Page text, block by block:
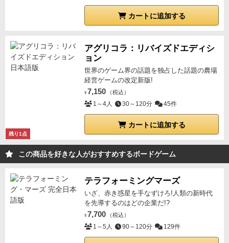
カートに追加する
残り1点
アグリコラ：リバイズドエディシ
ョン
世界のゲーム界の話題を独占した話題の農場
経営ゲームの改定新版!
¥ 7,150 （税込）
1～4人 30～120分 45件
カートに追加する
この商品を好きな人がおすすめするボードゲーム
テラフォーミングマーズ
いざ、赤き惑星を手なずけろ!人類の新時代
を先導するのはどの企業だ!?
¥ 7,700 （税込）
1～5人 90～120分 129件